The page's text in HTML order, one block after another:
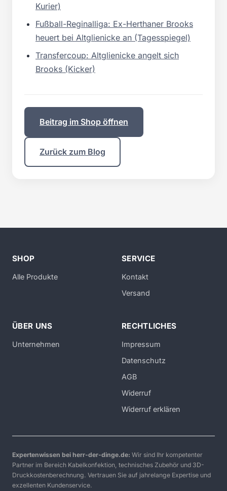
Kurier)
Fußball-Reginalliga: Ex-Herthaner Brooks
heuert bei Altglienicke an (Tagesspiegel)
Transfercoup: Altglienicke angelt sich
Brooks (Kicker)
Beitrag im Shop öffnen
Zurück zum Blog
SHOP
Alle Produkte
SERVICE
Kontakt
Versand
ÜBER UNS
Unternehmen
RECHTLICHES
Impressum
Datenschutz
AGB
Widerruf
Widerruf erklären
Expertenwissen bei herr-der-dinge.de: Wir sind Ihr kompetenter
Partner im Bereich Kabelkonfektion, technisches Zubehör und 3D-
Druckkostenberechnung. Vertrauen Sie auf jahrelange Expertise und
exzellenten Kundenservice.